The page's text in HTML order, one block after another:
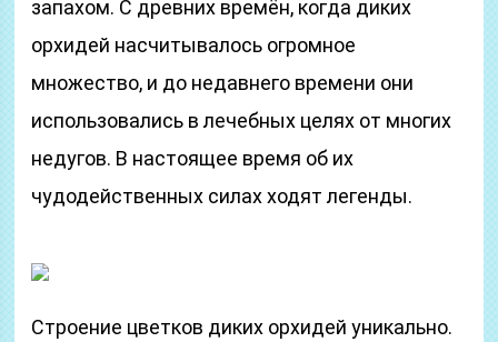
запахом. С древних времён, когда диких
орхидей насчитывалось огромное
множество, и до недавнего времени они
использовались в лечебных целях от многих
недугов. В настоящее время об их
чудодейственных силах ходят легенды.
Строение цветков диких орхидей уникально.